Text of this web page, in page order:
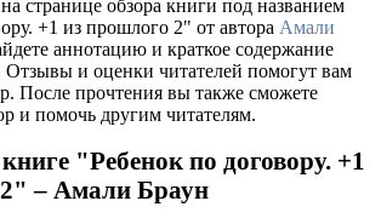
странице обзора книги под названием
+1 из прошлого 2" от автора Амали
аннотацию и краткое содержание
и оценки читателей помогут вам
После прочтения вы также сможете
и помочь другим читателям.
"Ребенок по договору. +1
– Амали Браун